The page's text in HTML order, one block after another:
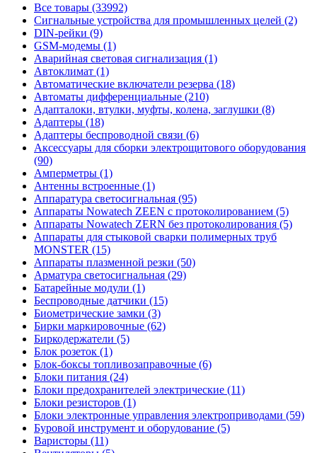
Все товары (33992)
Cигнальные устройства для промышленных целей (2)
DIN-рейки (9)
GSM-модемы (1)
Аварийная световая сигнализация (1)
Автоклимат (1)
Автоматические включатели резерва (18)
Автоматы дифференциальные (210)
Адапталоки, втулки, муфты, колена, заглушки (8)
Адаптеры (18)
Адаптеры беспроводной связи (6)
Аксессуары для сборки электрощитового оборудования
(90)
Амперметры (1)
Антенны встроенные (1)
Аппаратура светосигнальная (95)
Аппараты Nowatech ZEEN c протоколированием (5)
Аппараты Nowatech ZERN без протоколирования (5)
Аппараты для стыковой сварки полимерных труб
MONSTER (15)
Аппараты плазменной резки (50)
Арматура светосигнальная (29)
Батарейные модули (1)
Беспроводные датчики (15)
Биометрические замки (3)
Бирки маркировочные (62)
Биркодержатели (5)
Блок розеток (1)
Блок-боксы топливозаправочные (6)
Блоки питания (24)
Блоки предохранителей электрические (11)
Блоки резисторов (1)
Блоки электронные управления электроприводами (59)
Буровой инструмент и оборудование (5)
Варисторы (11)